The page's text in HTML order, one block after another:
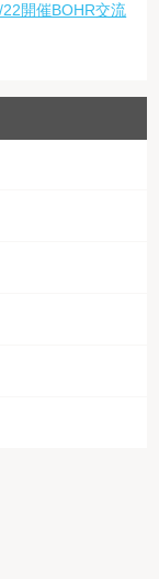
開催BOHR交流